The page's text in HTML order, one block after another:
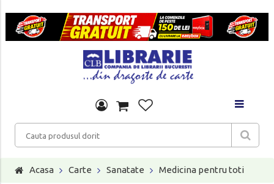
Acasa Carte Sanatate Medicina pentru toti